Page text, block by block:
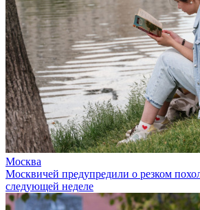
Москва
Москвичей предупредили о резком
следующей неделе